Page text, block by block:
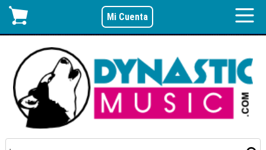
Mi Cuenta